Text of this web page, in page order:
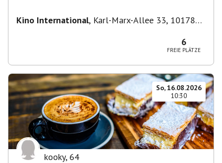
Kino International, Karl-Marx-Allee 33, 10178
6
FREIE PLÄTZE
So, 16.08.2026
10:30
kooky, 64